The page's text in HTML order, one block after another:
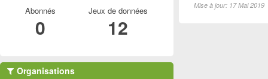
Mise à jour: 17 Mai 2019
Abonnés
0
Jeux de données
12
Organisations